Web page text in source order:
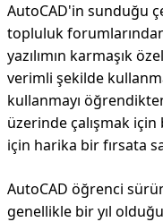
AutoCAD'in sunduğu
topluluk
yazılımın karmaşık
verimli şekilde
kullanmayı
üzerinde çalışmak
için harika bir fırsata
AutoCAD öğrenci
genellikle bir yıl